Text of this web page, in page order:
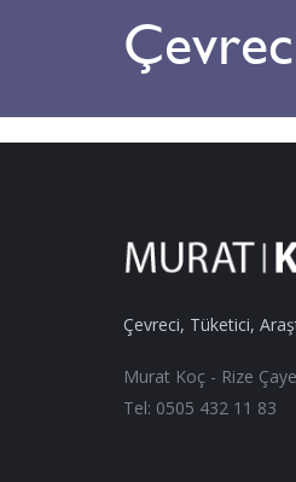
Çevreci, Tüketici,
Murat Koç - Rize
Tel: 0505 432 11 83